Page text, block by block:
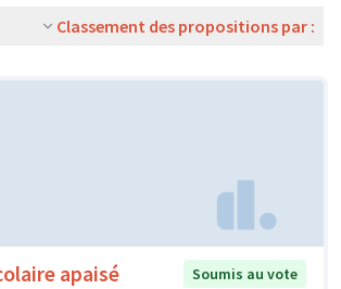
Classement des propositions par :
apaisé
Soumis au vote